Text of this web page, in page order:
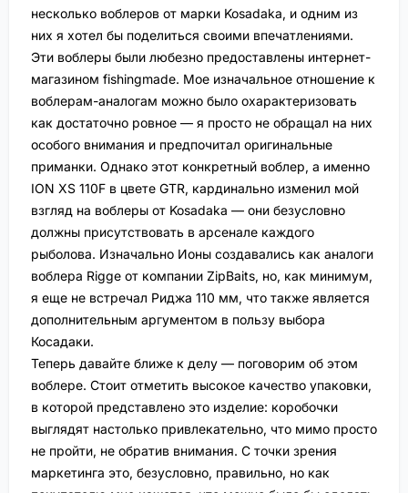
несколько воблеров от марки Kosadaka, и одним из
них я хотел бы поделиться своими впечатлениями.
Эти воблеры были любезно предоставлены интернет-
магазином fishingmade. Мое изначальное отношение к
воблерам-аналогам можно было охарактеризовать
как достаточно ровное — я просто не обращал на них
особого внимания и предпочитал оригинальные
приманки. Однако этот конкретный воблер, а именно
ION XS 110F в цвете GTR, кардинально изменил мой
взгляд на воблеры от Kosadaka — они безусловно
должны присутствовать в арсенале каждого
рыболова. Изначально Ионы создавались как аналоги
воблера Rigge от компании ZipBaits, но, как минимум,
я еще не встречал Риджа 110 мм, что также является
дополнительным аргументом в пользу выбора
Косадаки.
Теперь давайте ближе к делу — поговорим об этом
воблере. Стоит отметить высокое качество упаковки,
в которой представлено это изделие: коробочки
выглядят настолько привлекательно, что мимо просто
не пройти, не обратив внимания. С точки зрения
маркетинга это, безусловно, правильно, но как